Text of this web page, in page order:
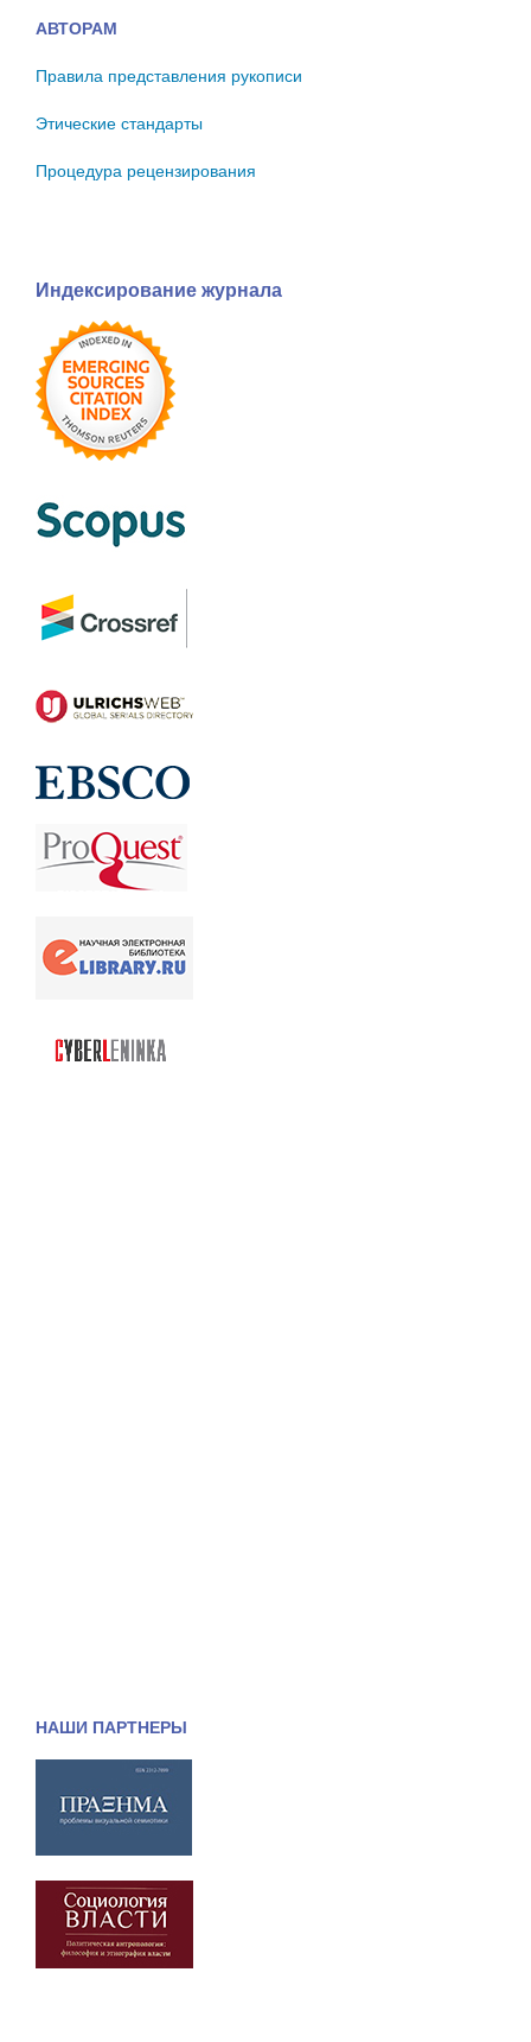
АВТОРАМ
Правила представления рукописи
Этические стандарты
Процедура рецензирования
Индексирование журнала
НАШИ ПАРТНЕРЫ